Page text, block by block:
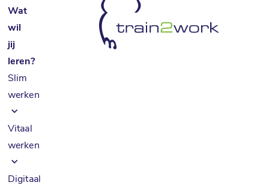
Wat
wil
jij
leren?
Slim
werken
Vitaal
werken
Digitaal